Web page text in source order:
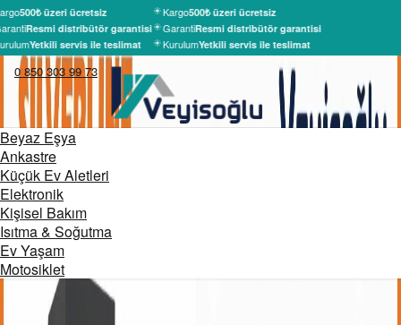
500₺ üzeri ücretsiz
Resmi distribütör garantisi
Yetkili servis ile teslimat
Kargo500₺ üzeri ücretsiz
GarantiResmi distribütör garantisi
KurulumYetkili servis ile teslimat
0 850 303 99 73
Beyaz Eşya
Ankastre
Küçük Ev Aletleri
Elektronik
Kişisel Bakım
Isıtma & Soğutma
Ev Yaşam
Motosiklet